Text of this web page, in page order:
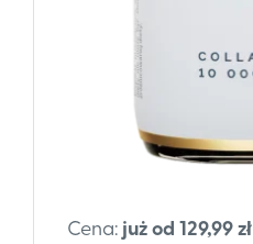
Cena: już od 129,99 zł